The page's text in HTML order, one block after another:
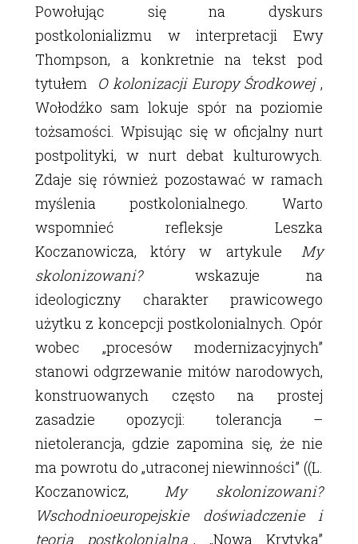
Powołując się na dyskurs
postkolonializmu w interpretacji Ewy
Thompson, a konkretnie na tekst pod
tytułem
O kolonizacji Europy Środkowej ,
Wołodźko sam lokuje spór na poziomie
tożsamości. Wpisując się w oficjalny nurt
postpolityki, w nurt debat kulturowych.
Zdaje się również pozostawać w ramach
myślenia postkolonialnego. Warto
wspomnieć refleksje Leszka
Koczanowicza, który w artykule
My
skolonizowani?
wskazuje na
ideologiczny charakter prawicowego
użytku z koncepcji postkolonialnych. Opór
wobec „procesów modernizacyjnych”
stanowi odgrzewanie mitów narodowych,
konstruowanych często na prostej
zasadzie opozycji: tolerancja –
nietolerancja, gdzie zapomina się, że nie
ma powrotu do „utraconej niewinności” ((L.
Koczanowicz,
My skolonizowani?
Wschodnioeuropejskie doświadczenie i
teoria postkolonialna , „Nowa Krytyka”